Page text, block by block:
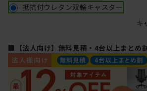
抵抗付ウレタン双輪キャスター
キ
■【法人向け】無料見積・4台以上まとめ